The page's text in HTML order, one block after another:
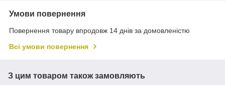
Умови повернення
Повернення товару впродовж 14 днів за домовленістю
Всі умови повернення
З цим товаром також замовляють